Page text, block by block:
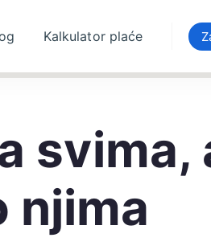
Kalkulator plaće
svima,
njima